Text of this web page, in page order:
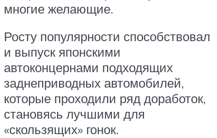
многие желающие.
Росту популярности способствовал
и выпуск японскими
автоконцернами подходящих
заднеприводных автомобилей,
которые проходили ряд доработок,
становясь лучшими для
«скользящих» гонок.